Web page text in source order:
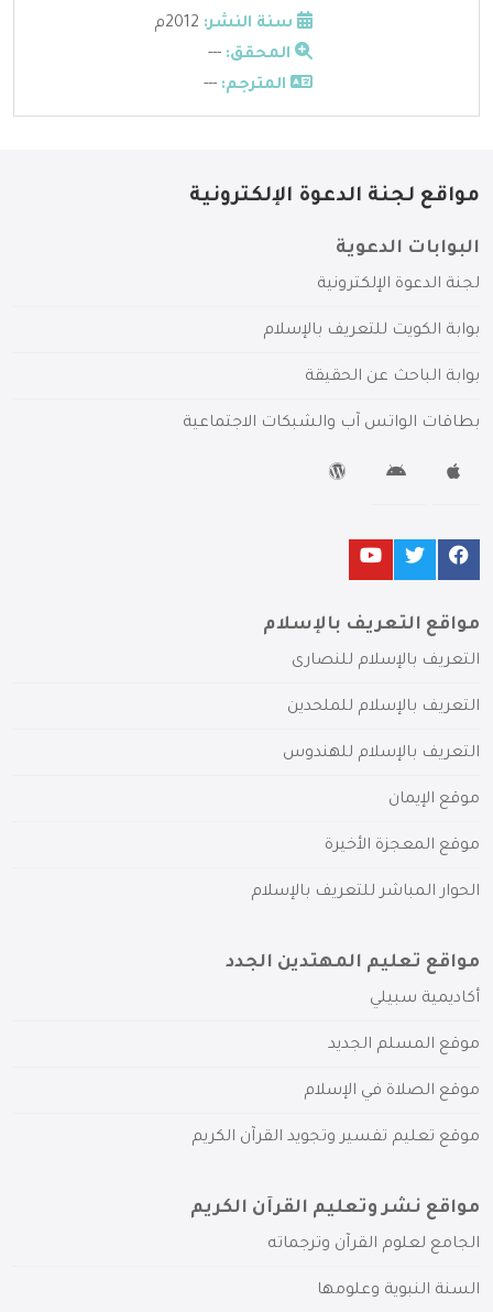
سنة النشر:
المحقق: ---
المترجم: ---
مواقع لجنة الدعوة الإلكترونية
البوابات الدعوية
لجنة الدعوة الإلكترونية
بوابة الكويت للتعريف بالإسلام
بوابة الباحث عن الحقيقة
بطاقات الواتس آب والشبكات الاجتماعية
مواقع التعريف بالإسلام
التعريف بالإسلام للنصارى
التعريف بالإسلام للملحدين
التعريف بالإسلام للهندوس
موقع الإيمان
موقع المعجزة الأخيرة
الحوار المباشر للتعريف بالإسلام
مواقع تعليم المهتدين الجدد
أكاديمية سبيلي
موقع المسلم الجديد
موقع الصلاة في الإسلام
موقع تعليم تفسير وتجويد القرآن الكريم
مواقع نشر وتعليم القرآن الكريم
الجامع لعلوم القرآن وترجماته
السنة النبوية وعلومها